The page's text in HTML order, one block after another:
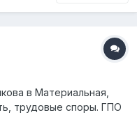
в Материальная,
трудовые споры. ГПО